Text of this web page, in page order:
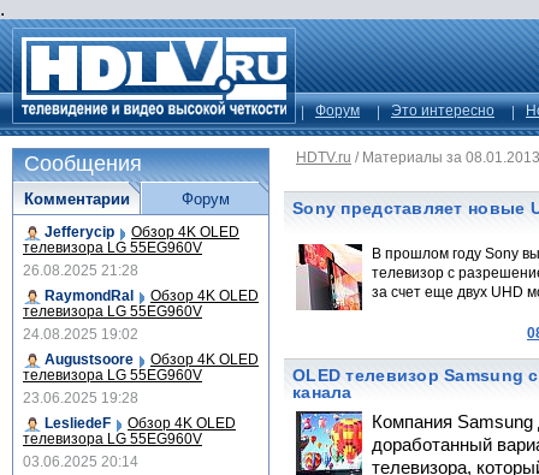
.
Форум Это интересно
HDTV.ru / Материалы за 08.01.2013
Sony представляет новые
В прошлом году Sony
телевизор с
за счет еще двух UHD
OLED телевизор Samsung
канала
Компания Samsung
доработанный
телевизора,
Сообщения
Комментарии
Jefferycip Обзор 4K OLED
телевизора LG 55EG960V
26.08.2025 21:28
RaymondRal
Обзор 4K OLED
телевизора LG 55EG960V
24.08.2025 19:02
Augustsoore
Обзор 4K OLED
телевизора LG 55EG960V
23.06.2025 19:28
LesliedeF
Обзор 4K OLED
телевизора LG 55EG960V
03.06.2025 20:14
Форум